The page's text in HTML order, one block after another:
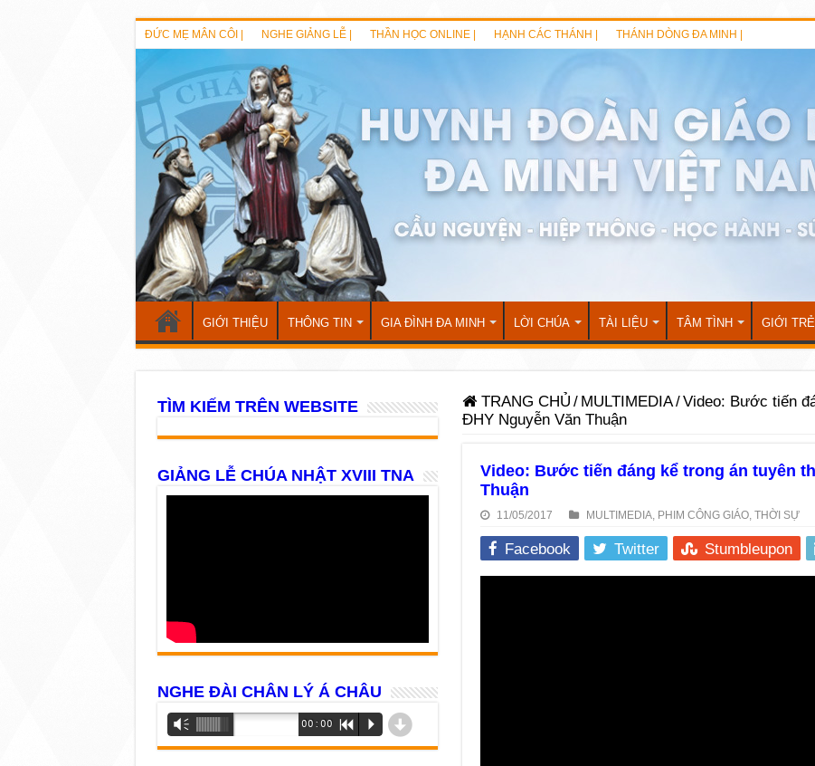
ĐỨC MẸ MÂN CÔI | NGHE GIẢNG LỄ | THẦN HỌC ONLINE | HẠNH CÁC THÁNH | THÁNH DÒNG ĐA MINH |
GIỚI THIỆU THÔNG TIN GIA ĐÌNH ĐA MINH LỜI CHÚA TÀI LIỆU TÂM TÌNH GIỚI TRẺ
TRANG CHỦ / MULTIMEDIA/Video: Bước tiến
ĐHY Nguyễn Văn Thuận
Video: Bước tiến đáng kể trong án tuyên
Thuận
11/05/2017 MULTIMEDIA, PHIM CÔNG GIÁO, THỜI SỰ
Facebook Twitter Stumbleupon
TÌM KIẾM TRÊN WEBSITE
GIẢNG LỄ CHÚA NHẬT XVIII TNA
NGHE ĐÀI CHÂN LÝ Á CHÂU
Trình
phát
âm
Vm 00:00 R P d